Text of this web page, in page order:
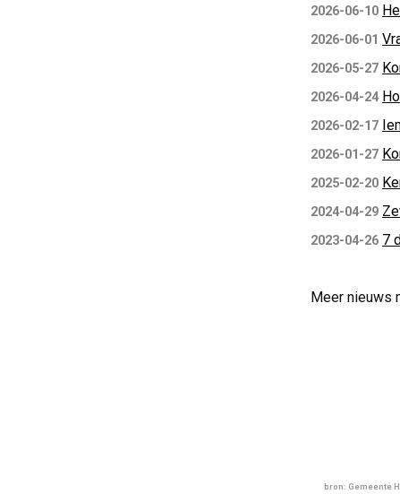
2026-06-10
2026-06-01
2026-05-27
2026-04-24
2026-02-17
2026-01-27
2025-02-20
2024-04-29
2023-04-26 7
Meer nieuws
bron: Gemeente